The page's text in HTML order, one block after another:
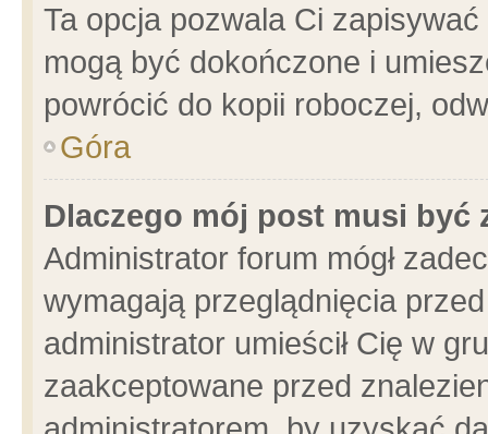
Ta opcja pozwala Ci
mogą być dokończone i
powrócić do kopii roboczej,
Góra
Dlaczego mój post musi być
Administrator forum mógł
wymagają przeglądnięcia
administrator umieścił Cię w
zaakceptowane przed